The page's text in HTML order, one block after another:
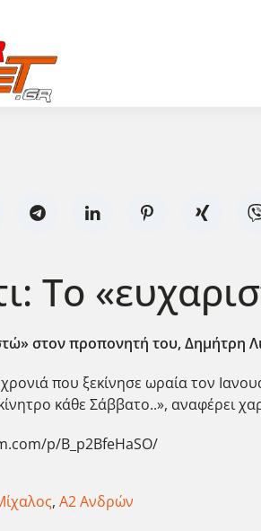
Το
στον προπονητή του, Δημήτρη
που ξεκίνησε ωραία τον
κάθε Σάββατο..», αναφέρει
p/B_p2BfeHaSO/
, Α2 Ανδρών